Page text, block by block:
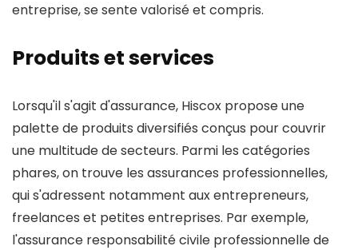
entreprise, se sente valorisé et compris.
Produits et services
Lorsqu'il s'agit d'assurance, Hiscox propose une
palette de produits diversifiés conçus pour couvrir
une multitude de secteurs. Parmi les catégories
phares, on trouve les assurances professionnelles,
qui s'adressent notamment aux entrepreneurs,
freelances et petites entreprises. Par exemple,
l'assurance responsabilité civile professionnelle de